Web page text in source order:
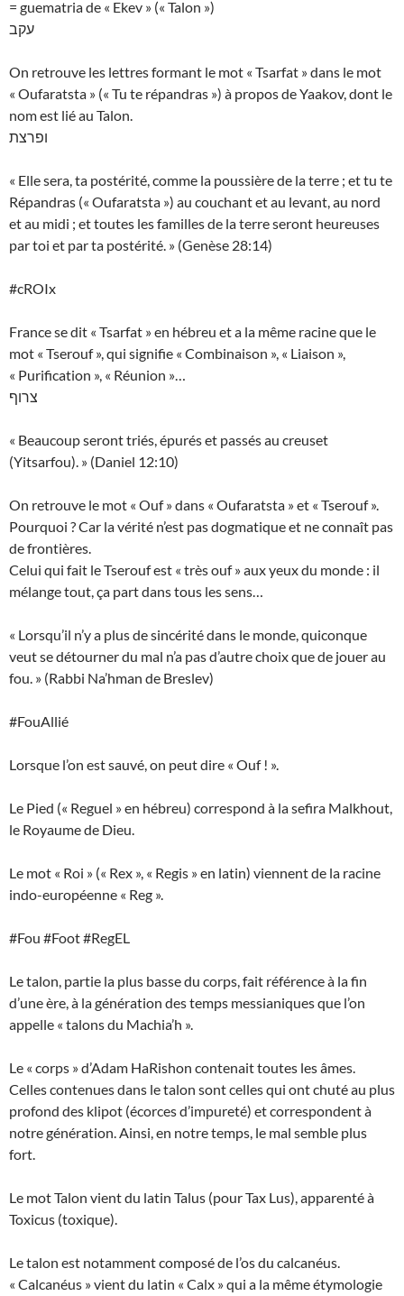
= guematria de « Ekev » (« Talon »)
עקב
On retrouve les lettres formant le mot « Tsarfat » dans le mot
« Oufaratsta » (« Tu te répandras ») à propos de Yaakov, dont le
nom est lié au Talon.
ופרצת
« Elle sera, ta postérité, comme la poussière de la terre ; et tu te
Répandras (« Oufaratsta ») au couchant et au levant, au nord
et au midi ; et toutes les familles de la terre seront heureuses
par toi et par ta postérité. » (Genèse 28:14)
#cROIx
France se dit « Tsarfat » en hébreu et a la même racine que le
mot « Tserouf », qui signifie « Combinaison », « Liaison »,
« Purification », « Réunion »…
צרוף
« Beaucoup seront triés, épurés et passés au creuset
(Yitsarfou). » (Daniel 12:10)
On retrouve le mot « Ouf » dans « Oufaratsta » et « Tserouf ».
Pourquoi ? Car la vérité n’est pas dogmatique et ne connaît pas
de frontières.
Celui qui fait le Tserouf est « très ouf » aux yeux du monde : il
mélange tout, ça part dans tous les sens…
« Lorsqu’il n’y a plus de sincérité dans le monde, quiconque
veut se détourner du mal n’a pas d’autre choix que de jouer au
fou. » (Rabbi Na’hman de Breslev)
#FouAllié
Lorsque l’on est sauvé, on peut dire « Ouf ! ».
Le Pied (« Reguel » en hébreu) correspond à la sefira Malkhout,
le Royaume de Dieu.
Le mot « Roi » (« Rex », « Regis » en latin) viennent de la racine
indo-européenne « Reg ».
#Fou #Foot #RegEL
Le talon, partie la plus basse du corps, fait référence à la fin
d’une ère, à la génération des temps messianiques que l’on
appelle « talons du Machia’h ».
Le « corps » d’Adam HaRishon contenait toutes les âmes.
Celles contenues dans le talon sont celles qui ont chuté au plus
profond des klipot (écorces d’impureté) et correspondent à
notre génération. Ainsi, en notre temps, le mal semble plus
fort.
Le mot Talon vient du latin Talus (pour Tax Lus), apparenté à
Toxicus (toxique).
Le talon est notamment composé de l’os du calcanéus.
« Calcanéus » vient du latin « Calx » qui a la même étymologie